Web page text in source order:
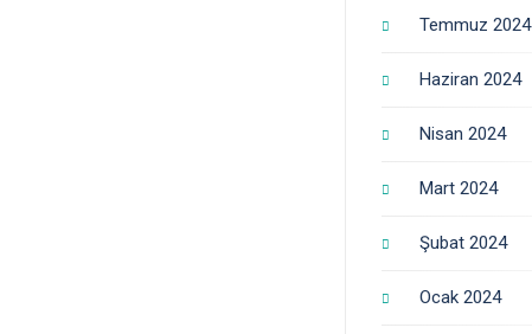
Temmuz 2024
Haziran 2024
Nisan 2024
Mart 2024
Şubat 2024
Ocak 2024